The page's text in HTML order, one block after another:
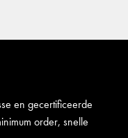
en gecertificeerde
order, snelle